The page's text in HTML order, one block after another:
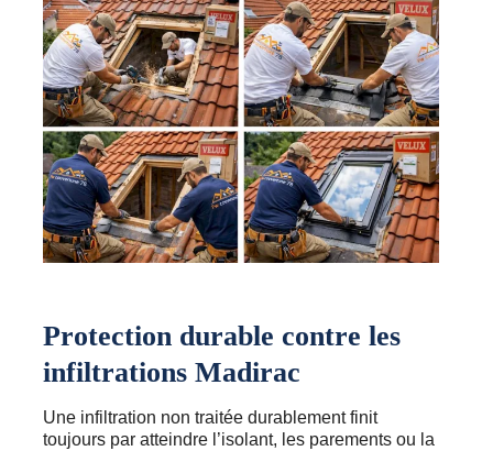
Protection durable contre les
infiltrations Madirac
Une infiltration non traitée durablement finit
toujours par atteindre l’isolant, les parements ou la